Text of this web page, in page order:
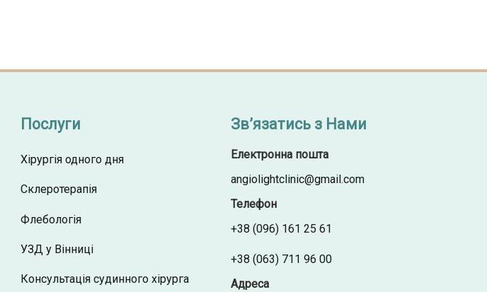
Послуги
Хірургія одного дня
Склеротерапія
Флебологія
УЗД у Вінниці
Консультація судинного хірурга
Зв’язатись з Нами
Електронна пошта
angiolightclinic@gmail.com
Телефон
+38 (096) 161 25 61
+38 (063) 711 96 00
Адреса